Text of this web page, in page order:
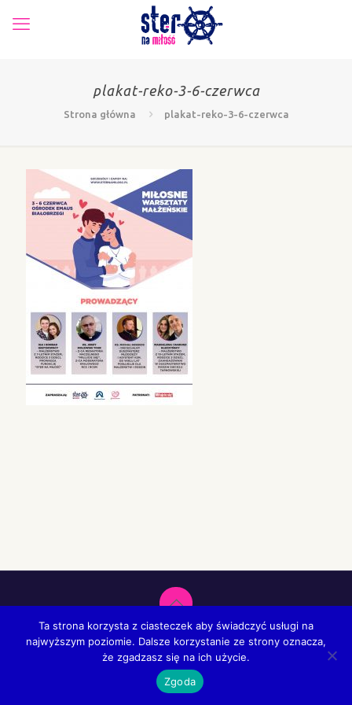
plakat-reko-3-6-czerwca
Strona główna plakat-reko-3-6-czerwca
Fundacja Ster na Miłość. Wszystkie prawa zastrzeżone.
CRE-ACT
Ta strona korzysta z ciasteczek aby świadczyć usługi na
najwyższym poziomie. Dalsze korzystanie ze strony oznacza,
że zgadzasz się na ich użycie.
Zgoda